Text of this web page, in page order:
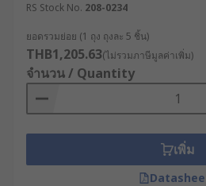
RS Stock No. 208-0234
ยอดรวมย่อย (1 ถุง ถุงละ 5 ชิ้น)
THB1,205.63(ไม่รวมภาษีมูลค่าเพิ่ม)
จำนวน / Quantity
เพิ่ม